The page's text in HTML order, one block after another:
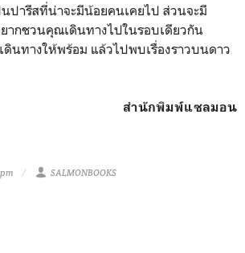
ปารีสที่น่าจะมีน้อยคนเคยไป ส่วนจะมี
ยากชวนคุณเดินทางไปในรอบเดียวกัน
ทางให้พร้อม แล้วไปพบเรื่องราวบนดาว
สำนักพิมพ์แซลมอน
SALMONBOOKS